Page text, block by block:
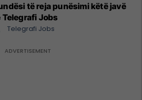
të reja punësimi këtë javë
Telegrafi Jobs
Telegrafi Jobs